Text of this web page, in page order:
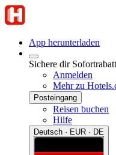
App herunterladen
Sichere dir
Anmelden
Mehr zu
Posteingang
Reisen buchen
Hilfe
Deutsch · EUR · DE